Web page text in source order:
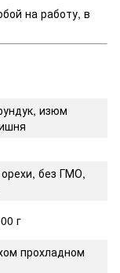
на работу, в
изюм
без ГМО,
г
прохладном